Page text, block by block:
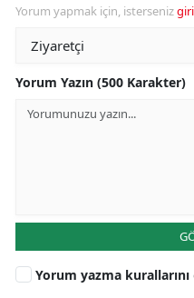
Yorum yapmak için, isterseniz
Yorum Yazın (500 Karakter)
Yorum yazma kurallarını